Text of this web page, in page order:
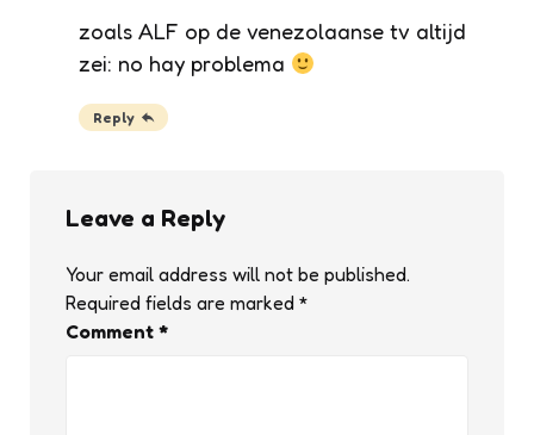
zoals ALF op de venezolaanse tv altijd
zei: no hay problema
Reply
Leave a Reply
Your email address will not be published.
Required fields are marked *
Comment *